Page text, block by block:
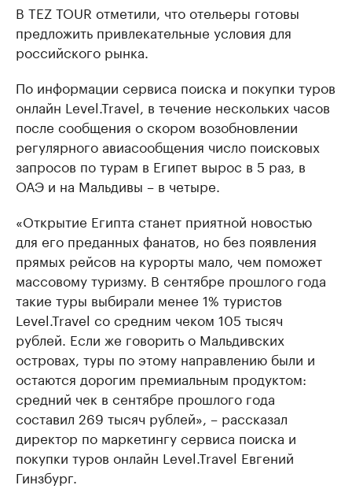
В TEZ TOUR отметили, что отельеры готовы
предложить привлекательные условия для
российского рынка.
По информации сервиса поиска и покупки туров
онлайн Level.Travel, в течение нескольких часов
после сообщения о скором возобновлении
регулярного авиасообщения число поисковых
запросов по турам в Египет вырос в 5 раз, в
ОАЭ и на Мальдивы – в четыре.
«Открытие Египта станет приятной новостью
для его преданных фанатов, но без появления
прямых рейсов на курорты мало, чем поможет
массовому туризму. В сентябре прошлого года
такие туры выбирали менее 1% туристов
Level.Travel со средним чеком 105 тысяч
рублей. Если же говорить о Мальдивских
островах, туры по этому направлению были и
остаются дорогим премиальным продуктом:
средний чек в сентябре прошлого года
составил 269 тысяч рублей», – рассказал
директор по маркетингу сервиса поиска и
покупки туров онлайн Level.Travel Евгений
Гинзбург.